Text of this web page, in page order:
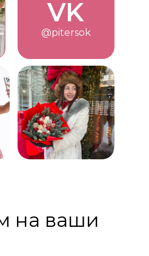
VK
@pitersok
на ваши